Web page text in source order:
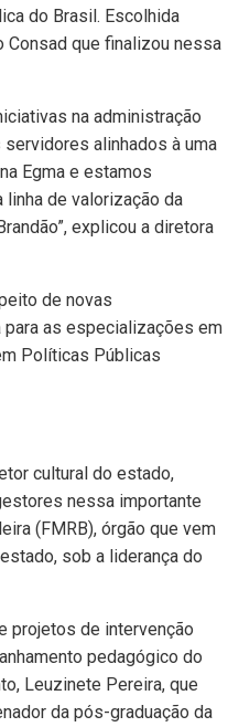
do Brasil. Escolhida
que finalizou nessa
na administração
alinhados à uma
Egma e estamos
de valorização da
explicou a diretora
de novas
as especializações em
Políticas Públicas
cultural do estado,
nessa importante
(FMRB), órgão que vem
sob a liderança do
projetos de intervenção
pedagógico do
Leuzinete Pereira, que
da pós-graduação da